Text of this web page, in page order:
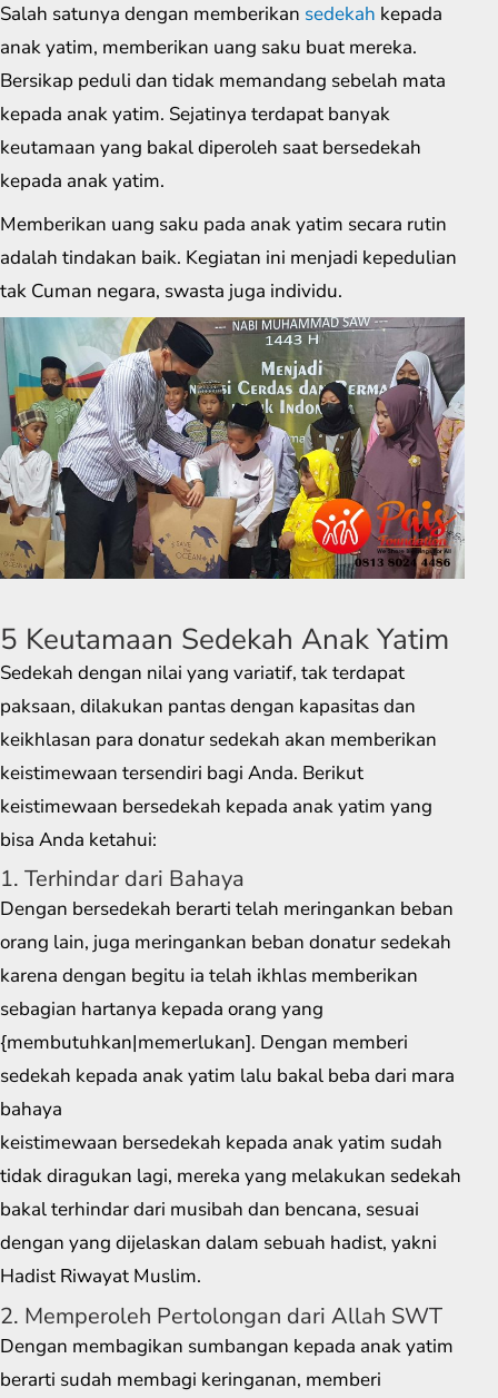
Salah satunya dengan memberikan sedekah kepada
anak yatim, memberikan uang saku buat mereka.
Bersikap peduli dan tidak memandang sebelah mata
kepada anak yatim. Sejatinya terdapat banyak
keutamaan yang bakal diperoleh saat bersedekah
kepada anak yatim.
Memberikan uang saku pada anak yatim secara rutin
adalah tindakan baik. Kegiatan ini menjadi kepedulian
tak Cuman negara, swasta juga individu.
5 Keutamaan Sedekah Anak Yatim
Sedekah dengan nilai yang variatif, tak terdapat
paksaan, dilakukan pantas dengan kapasitas dan
keikhlasan para donatur sedekah akan memberikan
keistimewaan tersendiri bagi Anda. Berikut
keistimewaan bersedekah kepada anak yatim yang
bisa Anda ketahui:
1. Terhindar dari Bahaya
Dengan bersedekah berarti telah meringankan beban
orang lain, juga meringankan beban donatur sedekah
karena dengan begitu ia telah ikhlas memberikan
sebagian hartanya kepada orang yang
{membutuhkan|memerlukan]. Dengan memberi
sedekah kepada anak yatim lalu bakal beba dari mara
bahaya
keistimewaan bersedekah kepada anak yatim sudah
tidak diragukan lagi, mereka yang melakukan sedekah
bakal terhindar dari musibah dan bencana, sesuai
dengan yang dijelaskan dalam sebuah hadist, yakni
Hadist Riwayat Muslim.
2. Memperoleh Pertolongan dari Allah SWT
Dengan membagikan sumbangan kepada anak yatim
berarti sudah membagi keringanan, memberi